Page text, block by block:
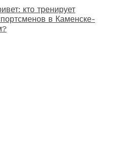
кто тренирует
в Каменске-